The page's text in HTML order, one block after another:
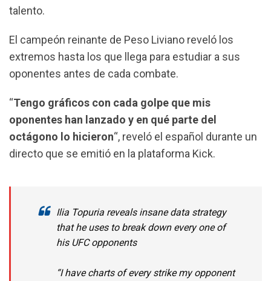
b
o
k
p
p
a
m
talento.
El campeón reinante de Peso Liviano reveló los
extremos hasta los que llega para estudiar a sus
oponentes antes de cada combate.
“Tengo gráficos con cada golpe que mis
oponentes han lanzado y en qué parte del
octágono lo hicieron“, reveló el español durante un
directo que se emitió en la plataforma Kick.
Ilia Topuria reveals insane data strategy
that he uses to break down every one of
his UFC opponents
“I have charts of every strike my opponent